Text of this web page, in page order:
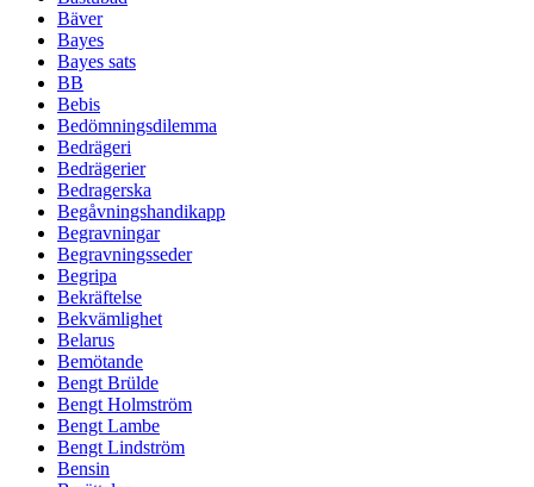
Bäver
Bayes
Bayes sats
BB
Bebis
Bedömningsdilemma
Bedrägeri
Bedrägerier
Bedragerska
Begåvningshandikapp
Begravningar
Begravningsseder
Begripa
Bekräftelse
Bekvämlighet
Belarus
Bemötande
Bengt Brülde
Bengt Holmström
Bengt Lambe
Bengt Lindström
Bensin